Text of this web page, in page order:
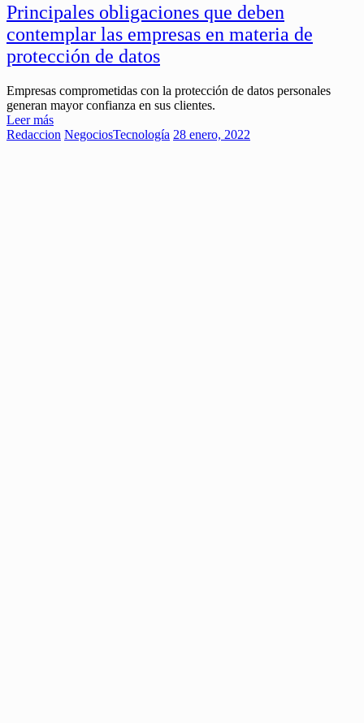
Principales obligaciones que deben
contemplar las empresas en materia de
protección de datos
Empresas comprometidas con la protección de datos personales
generan mayor confianza en sus clientes.
Leer más
Redaccion NegociosTecnología 28 enero, 2022